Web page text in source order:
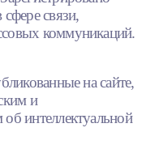
связи,
коммуникаций.
на сайте,
и
интеллектуальной